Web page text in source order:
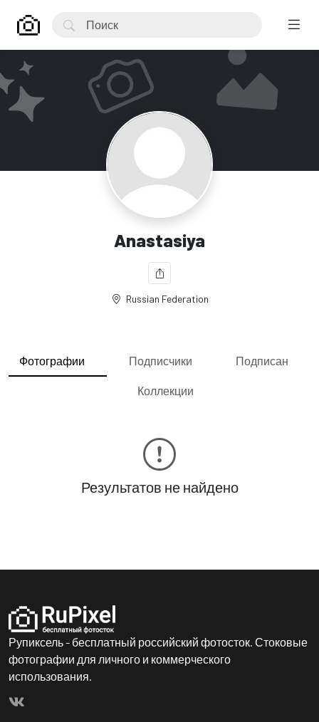
Anastasiya
Russian Federation
Фотографии Подписчики Подписан
Коллекции
Результатов не найдено
Рупиксель - бесплатный российский фотосток. Стоковые
фотографии для личного и коммерческого
использования.